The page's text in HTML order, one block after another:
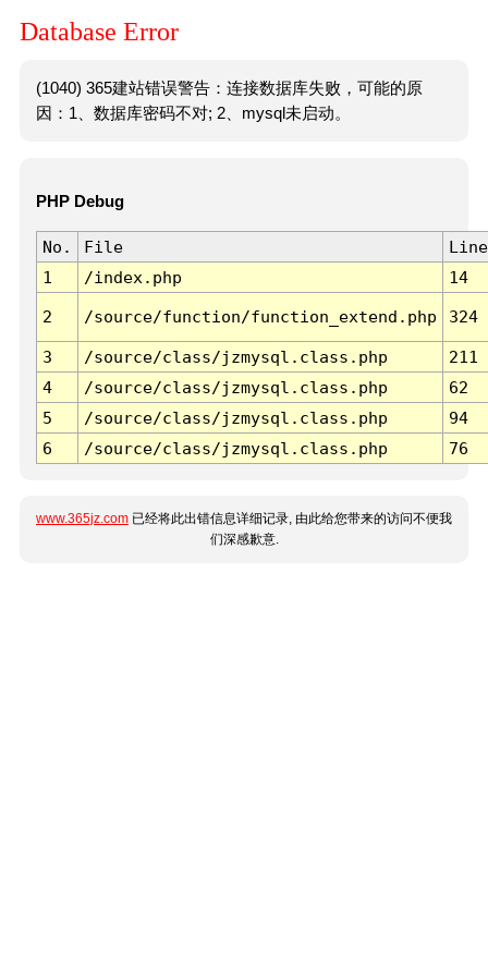
Database Error
(1040) 365建站错误警告：连接数据库失败，可能的原
因：1、数据库密码不对; 2、mysql未启动。
PHP Debug
No. File
Line
1
/index.php 14
2 /source/function/function_extend.php 324
3 /source/class/jzmysql.class.php
211
4
/source/class/jzmysql.class.php
62
5
/source/class/jzmysql.class.php
94
6
/source/class/jzmysql.class.php 76
www.365jz.com 已经将此出错信息详细记录, 由此给您带来的访问不便我
们深感歉意.